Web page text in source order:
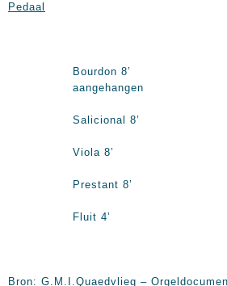
Pedaal
Bourdon 8’
aangehangen
Salicional 8’
Viola 8’
Prestant 8’
Fluit 4’
Bron: G.M.I.Quaedvlieg –